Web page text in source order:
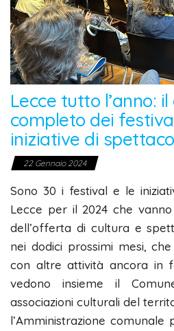
Lecce tutto l’anno:
completo dei
iniziative di
22 Gennaio 2024
Sono 30 i festival e le
Lecce per il 2024 che
dell’offerta di cultura e
nei dodici prossimi mesi,
con altre attività ancora in
vedono insieme il
associazioni culturali del
l’Amministrazione